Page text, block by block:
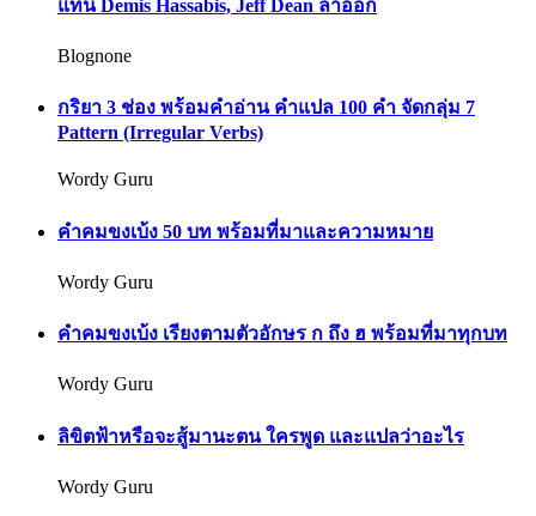
แทน Demis Hassabis, Jeff Dean ลาออก
Blognone
กริยา 3 ช่อง พร้อมคำอ่าน คำแปล 100 คำ จัดกลุ่ม 7
Pattern (Irregular Verbs)
Wordy Guru
คำคมขงเบ้ง 50 บท พร้อมที่มาและความหมาย
Wordy Guru
คำคมขงเบ้ง เรียงตามตัวอักษร ก ถึง ฮ พร้อมที่มาทุกบท
Wordy Guru
ลิขิตฟ้าหรือจะสู้มานะตน ใครพูด และแปลว่าอะไร
Wordy Guru